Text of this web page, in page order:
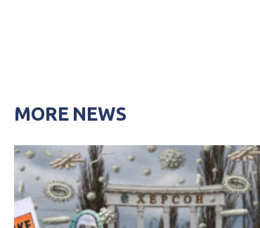
MORE NEWS